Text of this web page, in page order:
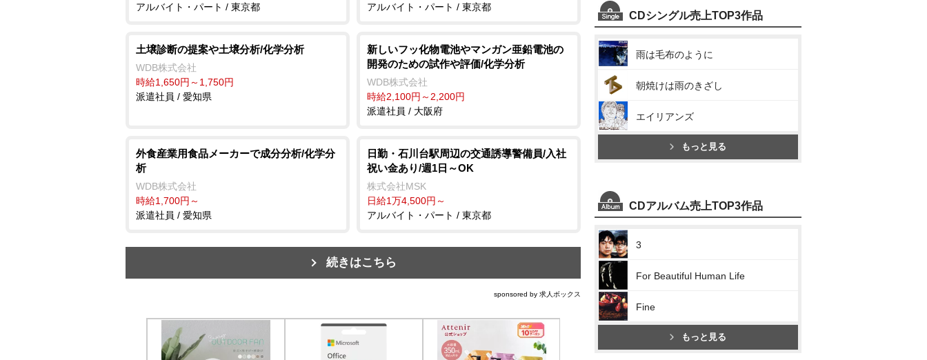
アルバイト・パート / 東京都
アルバイト・パート / 東京都
土壌診断の提案や土壌分析/化学分析
WDB株式会社
時給1,650円～1,750円
派遣社員 / 愛知県
新しいフッ化物電池やマンガン亜鉛電池の
開発のための試作や評価/化学分析
WDB株式会社
時給2,100円～2,200円
派遣社員 / 大阪府
外食産業用食品メーカーで成分分析/化学分
析
WDB株式会社
時給1,700円～
派遣社員 / 愛知県
日勤・石川台駅周辺の交通誘導警備員/入社
祝い金あり/週1日～OK
株式会社MSK
日給1万4,500円～
アルバイト・パート / 東京都
続きはこちら
sponsored by 求人ボックス
CDシングル売上TOP3作品
雨は毛布のように
朝焼けは雨のきざし
エイリアンズ
もっと見る
CDアルバム売上TOP3作品
3
For Beautiful Human Life
Fine
もっと見る